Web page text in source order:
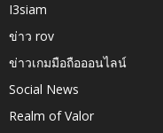
I3siam
ข่าว rov
ข่าวเกมมือถือออนไลน์
Social News
Realm of Valor